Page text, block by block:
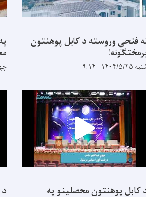
فتحې وروسته د کابل پوهنتون
۵/۲۵ - ۹:۱۴
کابل پوهنتون محصلینو په